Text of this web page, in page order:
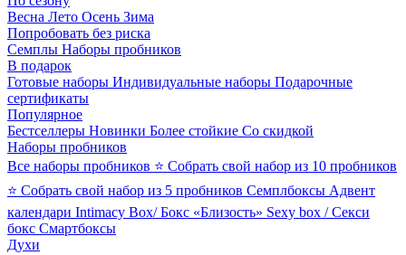
Весна Лето Осень Зима
Попробовать без риска
Семплы Наборы пробников
В подарок
Готовые наборы Индивидуальные наборы Подарочные
сертификаты
Популярное
Бестселлеры Новинки Более стойкие Со скидкой
Наборы пробников
Все наборы пробников ⭐ Собрать свой набор из 10 пробников
⭐ Собрать свой набор из 5 пробников Семплбоксы Адвент
календари Intimacy Box/ Бокс «Близость» Sexy box / Секси
бокс Смартбоксы
Духи